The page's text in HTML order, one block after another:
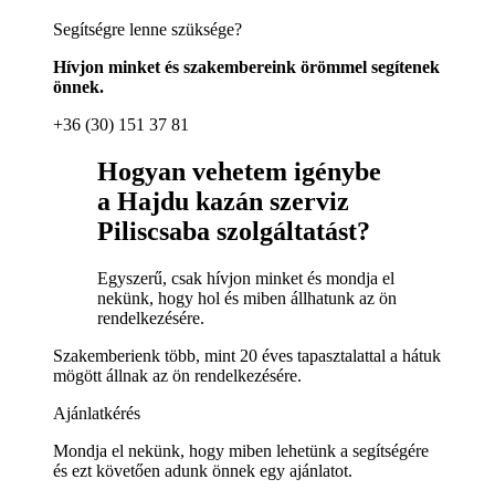
Segítségre lenne szüksége?
Hívjon minket és szakembereink örömmel segítenek
önnek.
+36 (30) 151 37 81
Hogyan vehetem igénybe
a Hajdu kazán szerviz
Piliscsaba szolgáltatást?
Egyszerű, csak hívjon minket és mondja el
nekünk, hogy hol és miben állhatunk az ön
rendelkezésére.
Szakemberienk több, mint 20 éves tapasztalattal a hátuk
mögött állnak az ön rendelkezésére.
Ajánlatkérés
Mondja el nekünk, hogy miben lehetünk a segítségére
és ezt követően adunk önnek egy ajánlatot.